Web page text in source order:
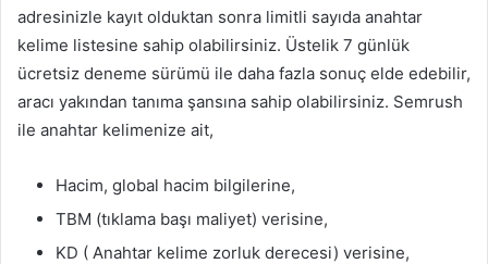
adresinizle kayıt olduktan sonra limitli sayıda anahtar
kelime listesine sahip olabilirsiniz. Üstelik 7 günlük
ücretsiz deneme sürümü ile daha fazla sonuç elde edebilir,
aracı yakından tanıma şansına sahip olabilirsiniz. Semrush
ile anahtar kelimenize ait,
Hacim, global hacim bilgilerine,
TBM (tıklama başı maliyet) verisine,
KD ( Anahtar kelime zorluk derecesi) verisine,